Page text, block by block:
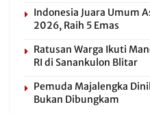
Indonesia Juara Umum
2026, Raih 5 Emas
Ratusan Warga Ikuti
RI di Sanankulon Blitar
Pemuda Majalengka
Bukan Dibungkam